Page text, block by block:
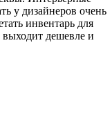
у дизайнеров очень
инвентарь для
дешевле и